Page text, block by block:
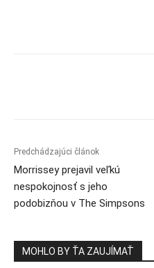
Predchádzajúci článok
Morrissey prejavil veľkú
nespokojnosť s jeho
podobizňou v The Simpsons
MOHLO BY ŤA ZAUJÍMAŤ